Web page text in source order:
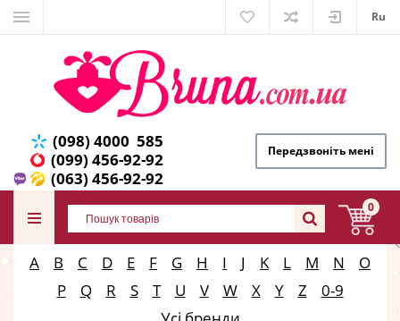
Ru
(098) 4000 585
(099) 456-92-92
(063) 456-92-92
Передзвоніть мені
0
A B C D E F G H I J K L M N
O
P
Q R S T U V W X Y Z
0-9